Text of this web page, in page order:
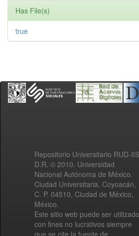
Has File(s)
true
Repositorio Universitario RUD-IIS
D.R. © 2010. Universidad
Nacional Autónoma de México.
Ciudad Universitaria, Coyoacán,
C. P. 04510, Ciudad de México,
México.
Este sitio web puede ser utilizado
con fines no lucrativos siempre
que se cite la fuente de